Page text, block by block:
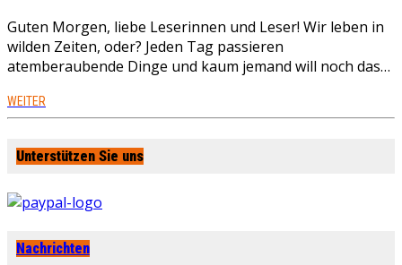
Guten Morgen, liebe Leserinnen und Leser! Wir leben in
wilden Zeiten, oder? Jeden Tag passieren
atemberaubende Dinge und kaum jemand will noch das…
WEITER
Unterstützen Sie uns
Nachrichten